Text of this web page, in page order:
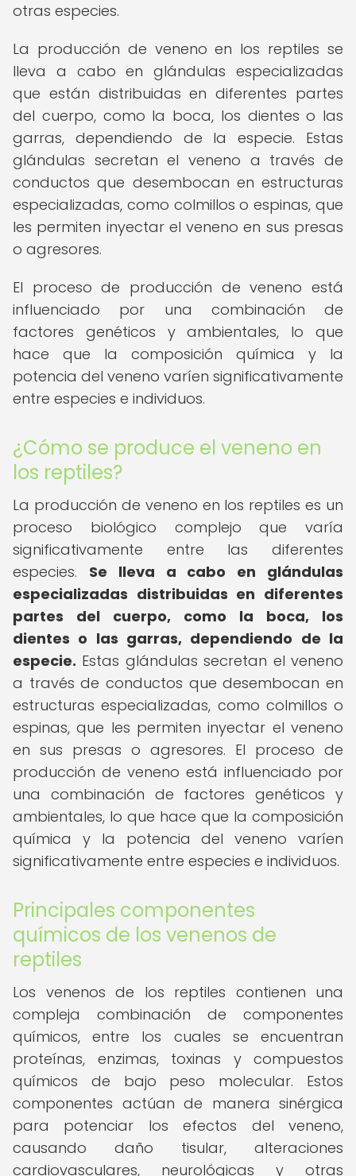
otras especies.
La producción de veneno en los reptiles se
lleva a cabo en glándulas especializadas
que están distribuidas en diferentes partes
del cuerpo, como la boca, los dientes o las
garras, dependiendo de la especie. Estas
glándulas secretan el veneno a través de
conductos que desembocan en estructuras
especializadas, como colmillos o espinas, que
les permiten inyectar el veneno en sus presas
o agresores.
El proceso de producción de veneno está
influenciado por una combinación de
factores genéticos y ambientales, lo que
hace que la composición química y la
potencia del veneno varíen significativamente
entre especies e individuos.
¿Cómo se produce el veneno en
los reptiles?
La producción de veneno en los reptiles es un
proceso biológico complejo que varía
significativamente entre las diferentes
especies. Se lleva a cabo en glándulas
especializadas distribuidas en diferentes
partes del cuerpo, como la boca, los
dientes o las garras, dependiendo de la
especie. Estas glándulas secretan el veneno
a través de conductos que desembocan en
estructuras especializadas, como colmillos o
espinas, que les permiten inyectar el veneno
en sus presas o agresores. El proceso de
producción de veneno está influenciado por
una combinación de factores genéticos y
ambientales, lo que hace que la composición
química y la potencia del veneno varíen
significativamente entre especies e individuos.
Principales componentes
químicos de los venenos de
reptiles
Los venenos de los reptiles contienen una
compleja combinación de componentes
químicos, entre los cuales se encuentran
proteínas, enzimas, toxinas y compuestos
químicos de bajo peso molecular. Estos
componentes actúan de manera sinérgica
para potenciar los efectos del veneno,
causando daño tisular, alteraciones
cardiovasculares, neurológicas y otras